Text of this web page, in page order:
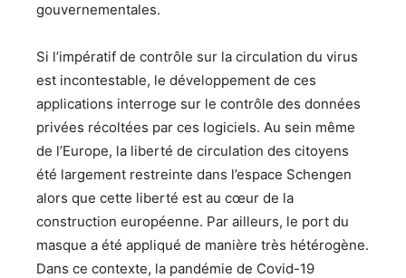
gouvernementales.
Si l’impératif de contrôle sur la circulation du virus
est incontestable, le développement de ces
applications interroge sur le contrôle des données
privées récoltées par ces logiciels. Au sein même
de l’Europe, la liberté de circulation des citoyens
été largement restreinte dans l’espace Schengen
alors que cette liberté est au cœur de la
construction européenne. Par ailleurs, le port du
masque a été appliqué de manière très hétérogène.
Dans ce contexte, la pandémie de Covid-19